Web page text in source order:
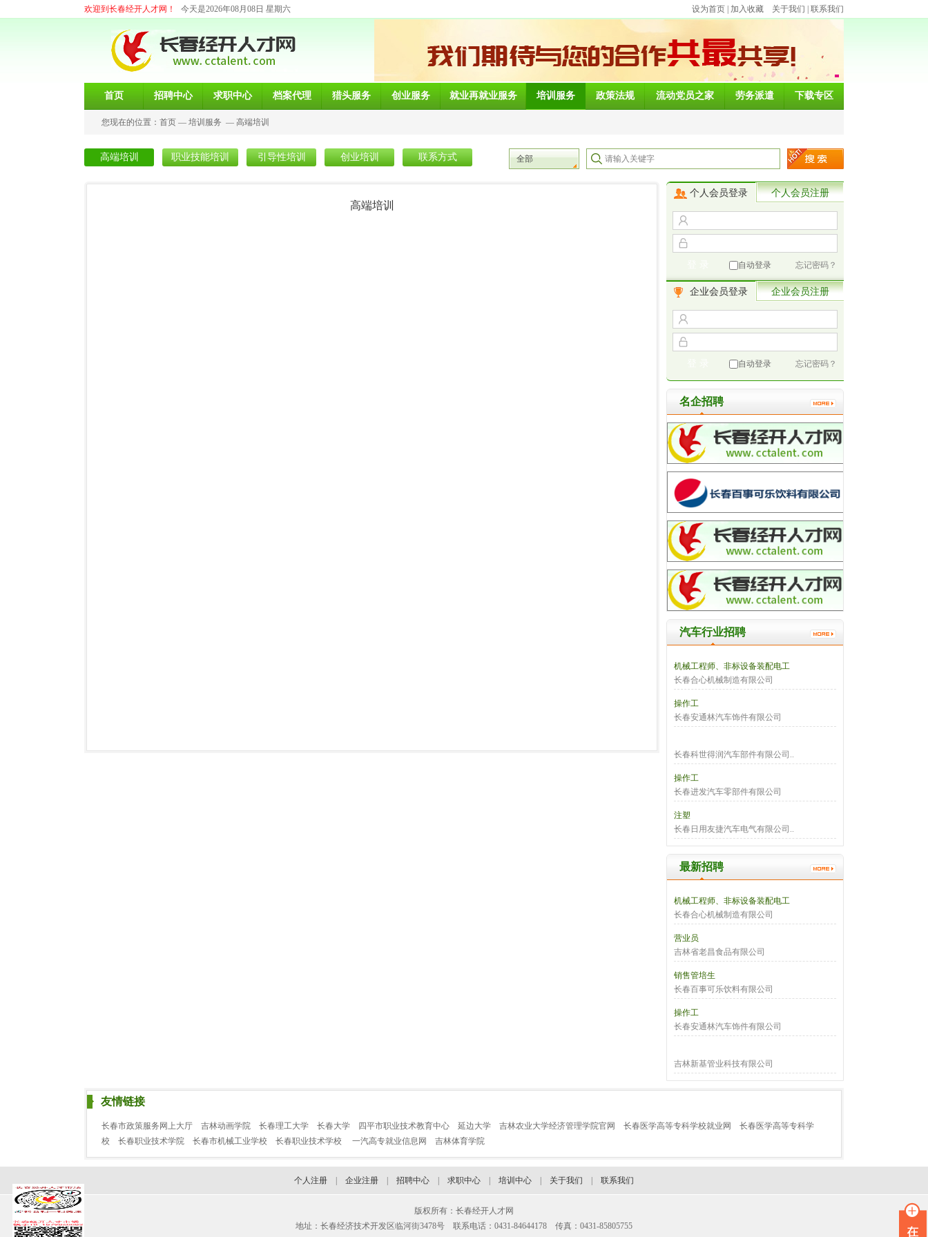
欢迎到长春经开人才网！ 今天是2026年08月08日 星期六 设为首页 加入收藏 关于我们 联系我们
首页 招聘中心 求职中心 档案代理 猎头服务 创业服务 就业再就业服务 培训服务 政策法规 流动党员之家 劳务派遣 下载专区
您现在的位置： 首页 — 培训服务 — 高端培训
高端培训 职业技能培训 引导性培训 创业培训 联系方式 全部
高端培训
个人会员登录 个人会员注册
自动登录 忘记密码？
企业会员登录 企业会员注册
自动登录 忘记密码？
名企招聘
汽车行业招聘
机械工程师、非标设备装配电工
长春合心机械制造有限公司
操作工
长春安通林汽车饰件有限公司
长春科世得润汽车部件有限公司..
操作工
长春进发汽车零部件有限公司
注塑
长春日用友捷汽车电气有限公司..
最新招聘
机械工程师、非标设备装配电工
长春合心机械制造有限公司
营业员
吉林省老昌食品有限公司
销售管培生
长春百事可乐饮料有限公司
操作工
长春安通林汽车饰件有限公司
吉林新基管业科技有限公司
友情链接
长春市政策服务网上大厅 吉林动画学院 长春理工大学 长春大学 四平市职业技术教育中心 延边大学 吉林农业大学经济管理学院官网 长春医学高等专科学校就业网
长春医学高等专科学
校
长春职业技术学院 长春市机械工业学校 长春职业技术学校 一汽高专就业信息网 吉林体育学院
个人注册 企业注册 招聘中心 求职中心 培训中心 关于我们 联系我们
版权所有：长春经开人才网
地址：长春经济技术开发区临河街3478号 联系电话：0431-84644178 传真：0431-85805755